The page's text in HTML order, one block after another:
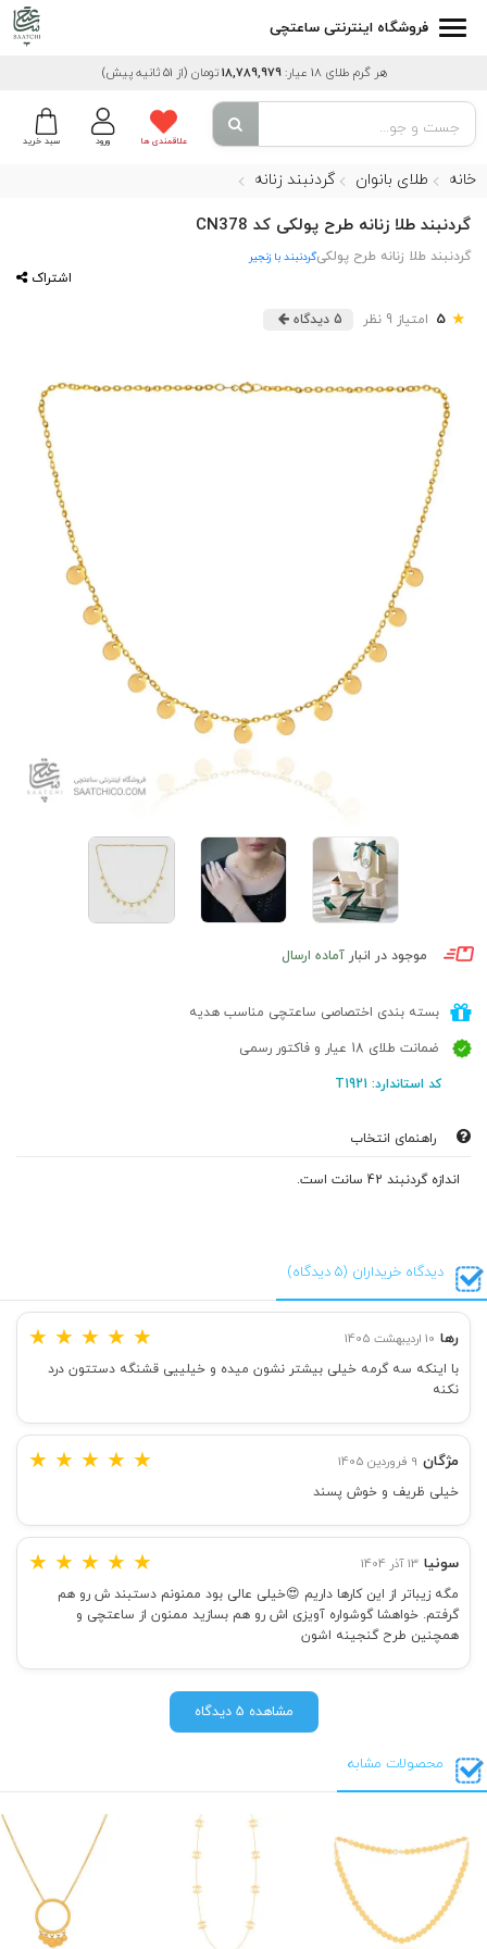
فروشگاه اینترنتی ساعتچی
هر گرم طلای 18 عیار: 18,789,979 تومان (از 51 ثانیه پیش)
سبد خرید ورود علاقمندی ها
خانه طلای بانوان گردنبند زنانه
گردنبند طلا زنانه طرح پولکی کد CN378
گردنبند طلا زنانه طرح پولکیگردنبند با زنجیر
اشتراک
★
5 امتیاز 9 نظر 5 دیدگاه
موجود در انبار آماده ارسال
بسته بندی اختصاصی ساعتچی مناسب هدیه
ضمانت طلای 18 عیار و فاکتور رسمی
کد استاندارد: T1921
راهنمای انتخاب
اندازه گردنبند 42 سانت است.
دیدگاه خریداران (5 دیدگاه)
رها 10 اردیبهشت 1405 ★ ★ ★ ★ ★
با اینکه سه گرمه خیلی بیشتر نشون میده و خیلییی قشنگه دستتون درد
نکنه
مژگان 9 فروردین 1405 ★ ★ ★ ★ ★
خیلی ظریف و خوش پسند
سونیا 13 آذر 1404 ★ ★ ★ ★ ★
مگه زیباتر از این کارها داریم 😍خیلی عالی بود ممنونم دستبند ش رو هم
گرفتم. خواهشا گوشواره آویزی اش رو هم بسازید ممنون از ساعتچی و
همچنین طرح گنجینه اشون
مشاهده 5 دیدگاه
محصولات مشابه